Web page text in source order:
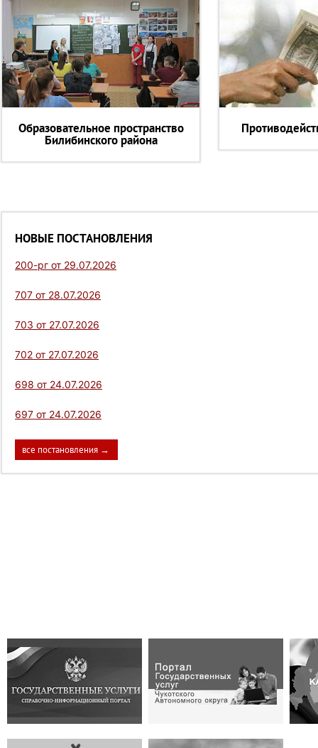
Образовательное пространство
Билибинского района
НОВЫЕ ПОСТАНОВЛЕНИЯ
200-рг от 29.07.2026
707 от 28.07.2026
703 от 27.07.2026
702 от 27.07.2026
698 от 24.07.2026
697 от 24.07.2026
все постановления →